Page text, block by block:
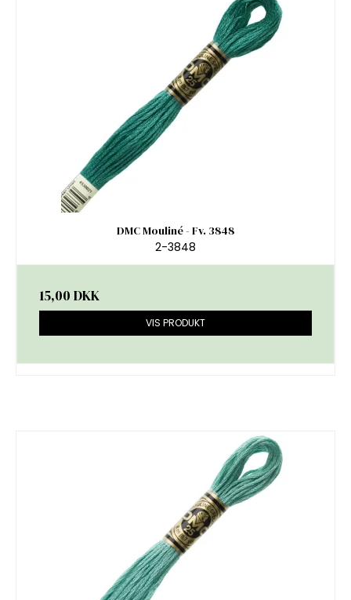
DMC Mouliné - Fv. 3848
2-3848
15,00 DKK
VIS PRODUKT